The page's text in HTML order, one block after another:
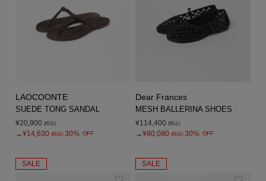
LAOCOONTE
SUEDE TONG SANDAL
¥20,900 (税込)
→¥14,630 (税込) 30% OFF
Dear Frances
MESH BALLERINA SHOES
¥114,400 (税込)
→¥80,080 (税込) 30% OFF
SALE SALE